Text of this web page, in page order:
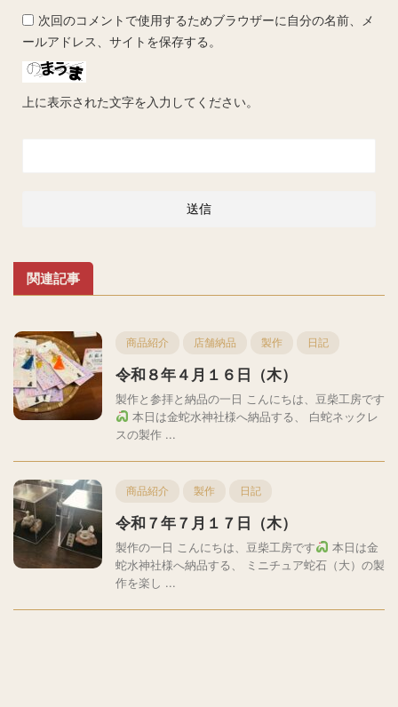
次回のコメントで使用するためブラウザーに自分の名前、メ
ールアドレス、サイトを保存する。
上に表示された文字を入力してください。
関連記事
商品紹介 店舗納品 製作 日記
令和８年４月１６日（木）
製作と参拝と納品の一日 こんにちは、豆柴工房です
本日は金蛇水神社様へ納品する、 白蛇ネックレ
スの製作 ...
商品紹介 製作 日記
令和７年７月１７日（木）
製作の一日 こんにちは、豆柴工房です
本日は金
蛇水神社様へ納品する、 ミニチュア蛇石（大）の製
作を楽し ...